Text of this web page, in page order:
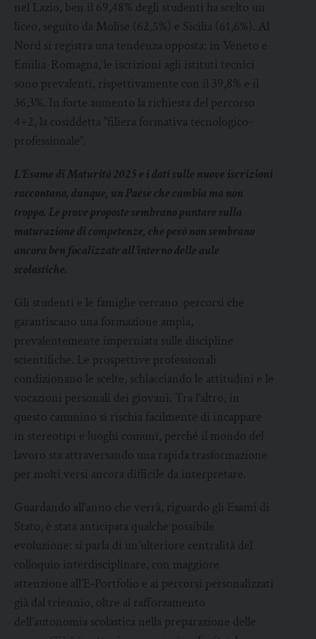
nel Lazio, ben il 69,48% degli studenti ha scelto un
liceo, seguito da Molise (62,5%) e Sicilia (61,6%). Al
Nord si registra una tendenza opposta: in Veneto e
Emilia-Romagna, le iscrizioni agli istituti tecnici
sono prevalenti, rispettivamente con il 39,8% e il
36,3%. In forte aumento la richiesta del percorso
4+2, la cosiddetta “filiera formativa tecnologico-
professionale”.
L’Esame di Maturità 2025 e i dati sulle nuove iscrizioni
raccontano, dunque, un Paese che cambia ma non
troppo. Le prove proposte sembrano puntare sulla
maturazione di competenze, che però non sembrano
ancora ben focalizzate all’interno delle aule
scolastiche.
Gli studenti e le famiglie cercano percorsi che
garantiscano una formazione ampia,
prevalentemente imperniata sulle discipline
scientifiche. Le prospettive professionali
condizionano le scelte, schiacciando le attitudini e le
vocazioni personali dei giovani. Tra l’altro, in
questo cammino si rischia facilmente di incappare
in stereotipi e luoghi comuni, perché il mondo del
lavoro sta attraversando una rapida trasformazione
per molti versi ancora difficile da interpretare.
Guardando all’anno che verrà, riguardo gli Esami di
Stato, è stata anticipata qualche possibile
evoluzione: si parla di un’ulteriore centralità del
colloquio interdisciplinare, con maggiore
attenzione all’E‑Portfolio e ai percorsi personalizzati
già dal triennio, oltre al rafforzamento
dell’autonomia scolastica nella preparazione delle